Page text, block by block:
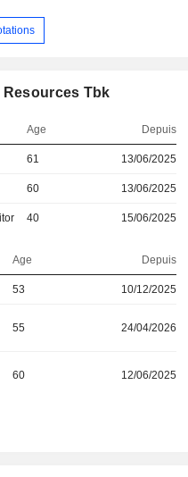
Resources Tbk
Age Depuis
61 13/06/2025
60 13/06/2025
40 15/06/2025
Age Depuis
53 10/12/2025
55 24/04/2026
60 12/06/2025